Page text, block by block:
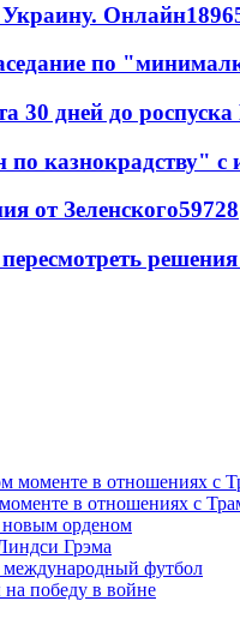
Украину. Онлайн189
по
30 дней до
по казнокрадству"
от Зеленского59728
в отношениях с
новым орденом
Грэма
футбол
победу в войне